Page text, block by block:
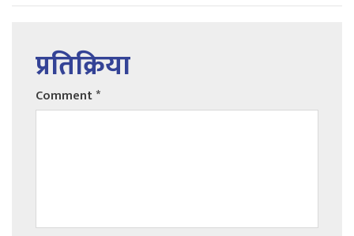
प्रतिक्रिया
Comment*